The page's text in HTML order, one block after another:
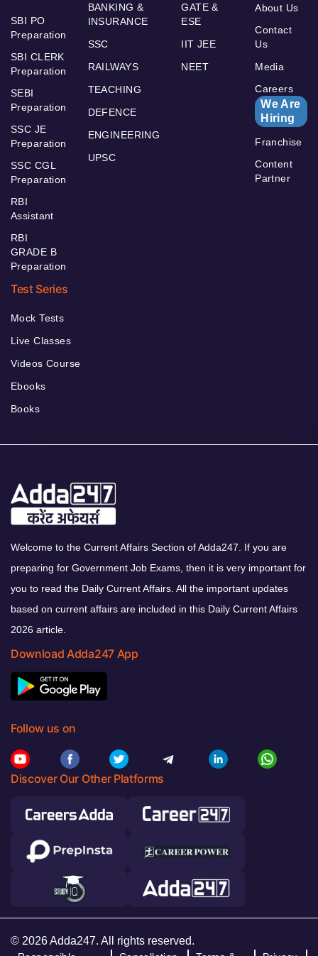
SBI PO
Preparation
SBI CLERK
Preparation
SEBI
Preparation
SSC JE
Preparation
SSC CGL
Preparation
RBI
Assistant
RBI
GRADE B
Preparation
BANKING &
INSURANCE
SSC
RAILWAYS
TEACHING
DEFENCE
ENGINEERING
UPSC
GATE &
ESE
IIT JEE
NEET
About Us
Contact
Us
Media
Careers
We Are
Hiring
Franchise
Content
Partner
Test Series
Mock Tests
Live Classes
Videos Course
Ebooks
Books
Welcome to the Current Affairs Section of Adda247. If you are
preparing for Government Job Exams, then it is very important for
you to read the Daily Current Affairs. All the important updates
based on current affairs are included in this Daily Current Affairs
2026 article.
Download Adda247 App
Follow us on
Discover Our Other Platforms
© 2026 Adda247. All rights reserved.